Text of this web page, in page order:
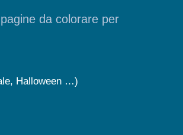
da colorare per
Halloween …)